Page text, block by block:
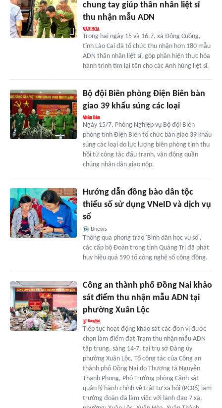
chung tay giúp thân nhân liệt sĩ
thu nhận mẫu ADN
Trong hai ngày 15 và 16.7, xã Đông Cuông,
tỉnh Lào Cai đã tổ chức thu nhận hơn 180 mẫu
ADN thân nhân liệt sĩ, góp phần hiện thực hóa
hành trình tìm lại tên cho các Anh hùng liệt sĩ.
Bộ đội Biên phòng Điện Biên bàn
giao 39 khẩu súng các loại
Ngày 15/7, Phòng Nghiệp vụ Bộ đội Biên
phòng tỉnh Điện Biên tổ chức bàn giao 39 khẩu
súng các loại do lực lượng biên phòng tỉnh thu
hồi từ công tác đấu tranh, vận động quần
chúng nhân dân giao nộp.
Hướng dẫn đồng bào dân tộc
thiểu số sử dụng VNeID và dịch vụ
số
Bnews
Thông qua phong trào 'Bình dân học vụ số',
các cấp bộ Đoàn trong tỉnh Quảng Trị đã phát
huy hiệu quả 590 tổ công nghệ số cộng đồng.
Công an thành phố Đồng Nai khảo
sát điểm thu nhận mẫu ADN tại
phường Xuân Lộc
Tiếp tục hoạt động khảo sát các đơn vị được
chọn làm điểm đạt Trạm thu nhận mẫu ADN
tập trung, sáng 14-7, tại trụ sở Đảng ủy
phường Xuân Lộc, Tổ công tác của Công an
thành phố Đồng Nai do Thượng tá Nguyễn
Thanh Phong, Phó Trưởng phòng Cảnh sát
quản lý hành chính về trật tự xã hội (PC06) làm
trưởng đoàn đã làm việc với lãnh đạo 7 xã,